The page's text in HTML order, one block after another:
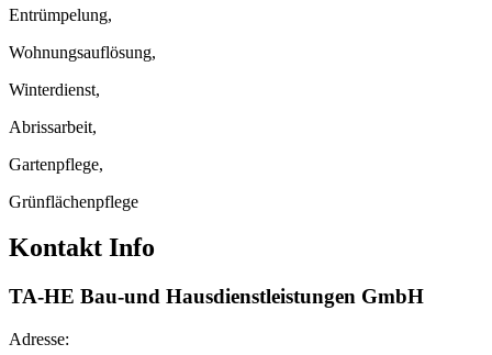
Entrümpelung,
Wohnungsauflösung,
Winterdienst,
Abrissarbeit,
Gartenpflege,
Grünflächenpflege
Kontakt Info
TA-HE Bau-und Hausdienstleistungen GmbH
Adresse: